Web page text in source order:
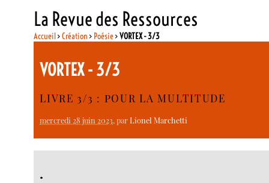
La Revue des Ressources
Accueil>Création > Poésie>VORTEX - 3/3
VORTEX - 3/3
LIVRE 3/3 : POUR LA MULTITUDE
mercredi 28 juin 2023, parLionel Marchetti
.